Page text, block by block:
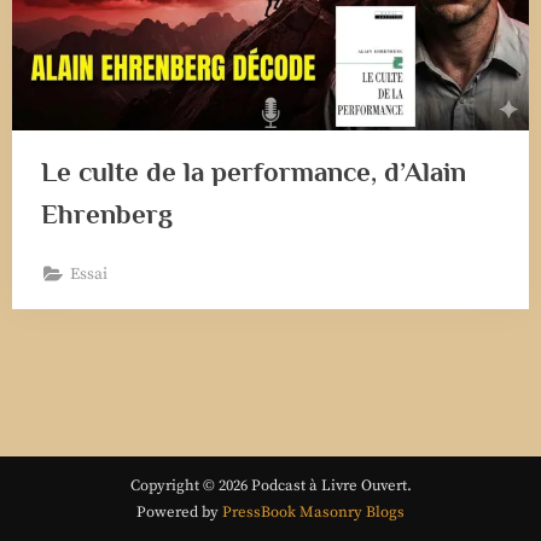
Le culte de la performance, d’Alain
Ehrenberg
Essai
Copyright © 2026 Podcast à Livre Ouvert.
Powered byPressBook Masonry Blogs